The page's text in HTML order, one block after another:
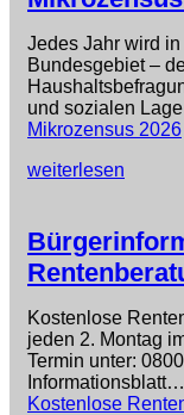
Jedes Jahr wird
Bundesgebiet –
und sozialen
Mikrozensus 2026
weiterlesen
Kostenlose
jeden 2. Montag
Termin unter:
Informationsblatt…
Kostenlose